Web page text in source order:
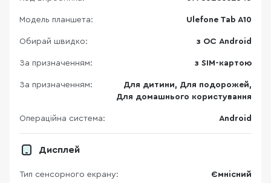
Модель планшета: Ulefone Tab A10
Обирай швидко: з ОС Android
За призначенням: з SIM-картою
За призначенням:
Для дитини, Для подорожей,
Для домашнього користування
Операційна система: Android
Дисплей
Тип сенсорного екрану: Ємнісний